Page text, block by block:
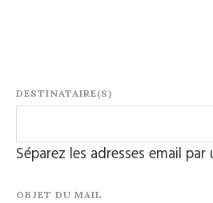
DESTINATAIRE(S)
Séparez les adresses email
OBJET DU MAIL